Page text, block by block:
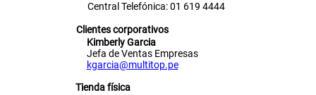
Central Telefónica: 01 619 4444
Clientes corporativos
Kimberly Garcia
Jefa de Ventas Empresas
kgarcia@multitop.pe
Tienda física